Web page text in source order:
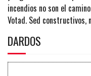
incendios no son el
Votad. Sed constructivos,
DARDOS